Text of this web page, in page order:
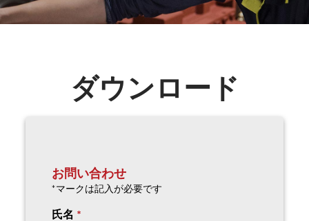
ダウンロード
お問い合わせ
*マークは記入が必要です
氏名